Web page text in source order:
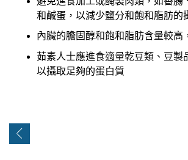
和鹹蛋，以減少鹽分和飽和脂肪的
內臟的膽固醇和飽和脂肪含量較高
茹素人士應進食適量乾豆類、豆製
以攝取足夠的蛋白質